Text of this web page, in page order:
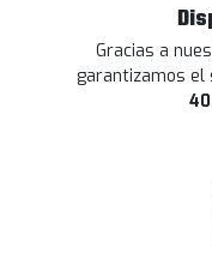
Gracias a
garantizamos el